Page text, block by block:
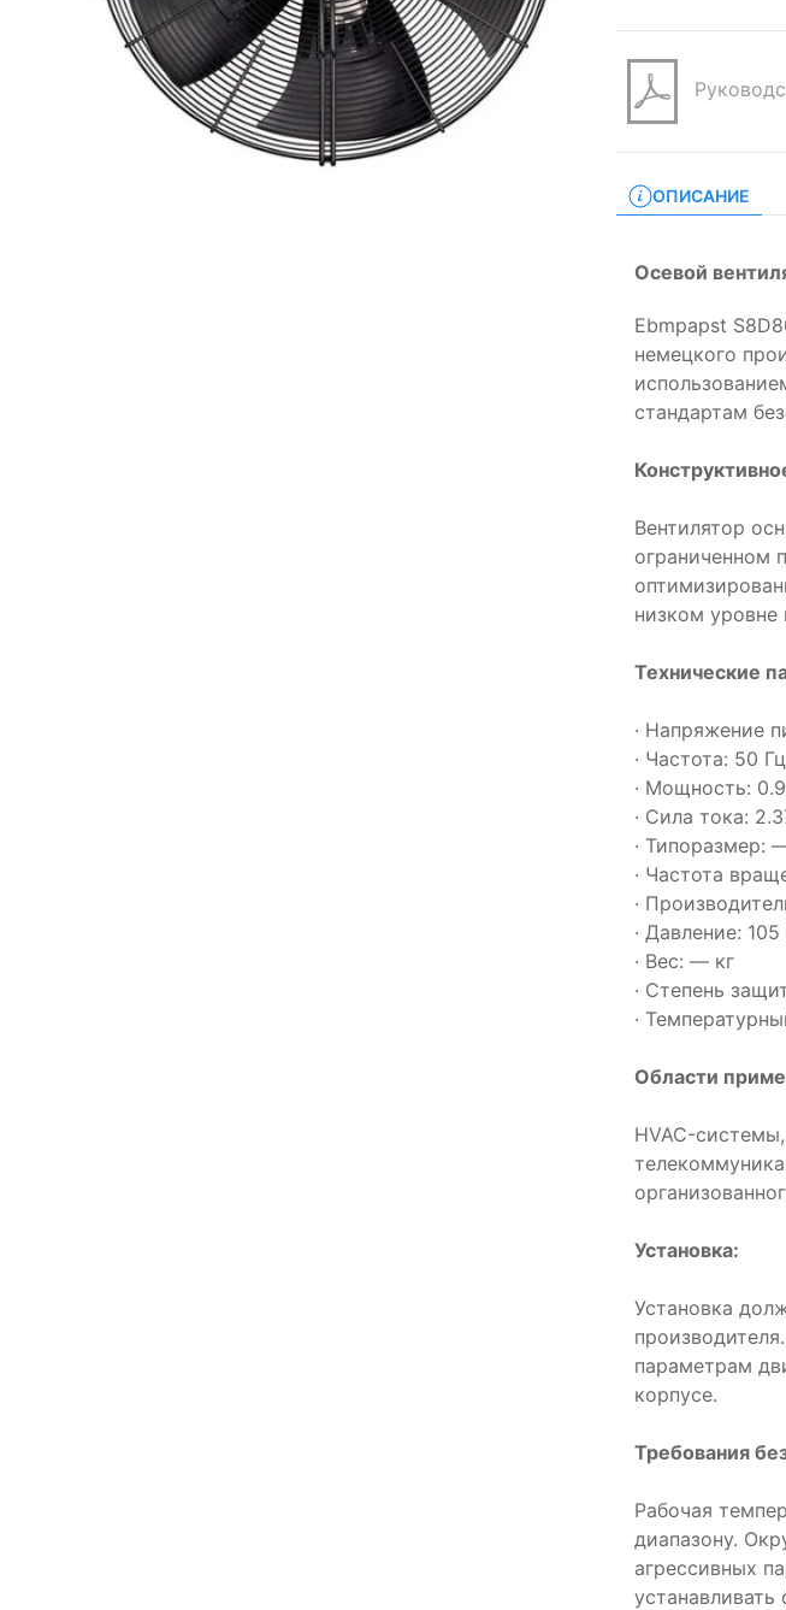
ОПИСАНИЕ
Осевой
Ebmpapst
немецкого
стандартам
Вентилятор
ограниченном
низком уровне
Технические
· Напряжение
· Частота: 50 Гц
· Мощность:
· Сила тока:
· Типоразмер:
· Частота
·
· Давление:
· Вес: — кг
· Степень
·
Области
HVAC-
Установка:
Установка
параметрам
корпусе.
Требования
Рабочая
диапазону.
агрессивных